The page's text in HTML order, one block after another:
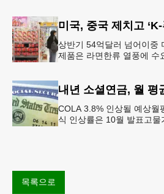
상반기 54억달러 넘어이중
제품은 라면한류 열풍에 수
내년 소셜연금, 월 평
COLA 3.8% 인상될 예상월
식 인상률은 10월 발표고물
목록으로